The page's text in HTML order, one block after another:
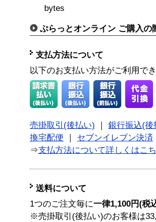
bytes
ぷらっとオンライン ご購入の
支払方法について
以下のお支払い方法がご利用で
売掛取引(後払い)
銀行振込(後
換宅配便
セブンイレブン決済
⇒支払方法について詳しくはこ
送料について
1つのご注文毎に一律1,100円(税
※売掛取引(後払い)のお客様は